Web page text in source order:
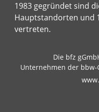
1983 gegründet sind
Hauptstandorten und
vertreten.
Die bfz
Unternehmen der bbw-